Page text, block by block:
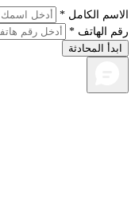
الكامل *
الهاتف *
المحادثة